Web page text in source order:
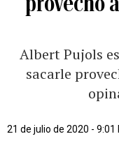
Albert Pujols
sacarle
21 de julio de 2020 - 9:01